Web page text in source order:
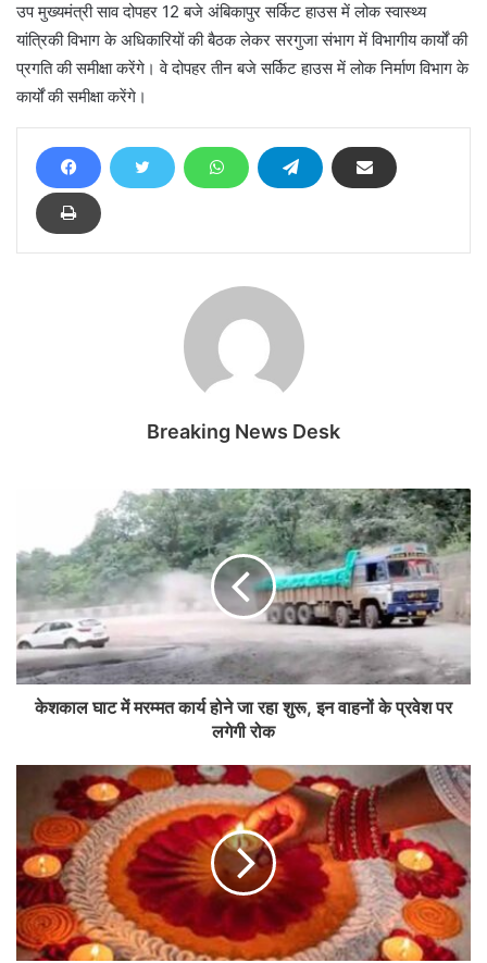
उप मुख्यमंत्री साव दोपहर 12 बजे अंबिकापुर सर्किट हाउस में लोक स्वास्थ्य
यांत्रिकी विभाग के अधिकारियों की बैठक लेकर सरगुजा संभाग में विभागीय कार्यों की
प्रगति की समीक्षा करेंगे। वे दोपहर तीन बजे सर्किट हाउस में लोक निर्माण विभाग के
कार्यों की समीक्षा करेंगे।
Breaking News Desk
केशकाल घाट में मरम्मत कार्य होने जा रहा शुरू, इन वाहनों के प्रवेश पर
लगेगी रोक